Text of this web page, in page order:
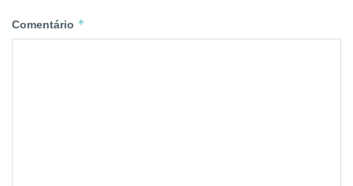
Comentário *